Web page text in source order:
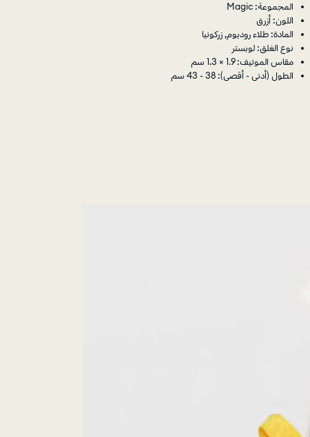
المجموعة: Magic
اللون: أزرق
المادة: طلاء روديوم, زركونيا
نوع الغلق: لوبستر
مقاس الموتيف: 1.9 × 1.3 سم
الطول (أدنى - أقصى): 38 - 43 سم